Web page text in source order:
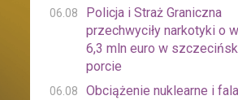
06.08
Policja i Straż Graniczna
przechwyciły narkotyki o
6,3 mln euro w
porcie
06.08
Obciążenie nuklearne i